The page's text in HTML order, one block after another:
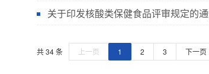
关于印发核酸类保健食品评审规定的
共 34 条 上一页 1 2 3 下一页